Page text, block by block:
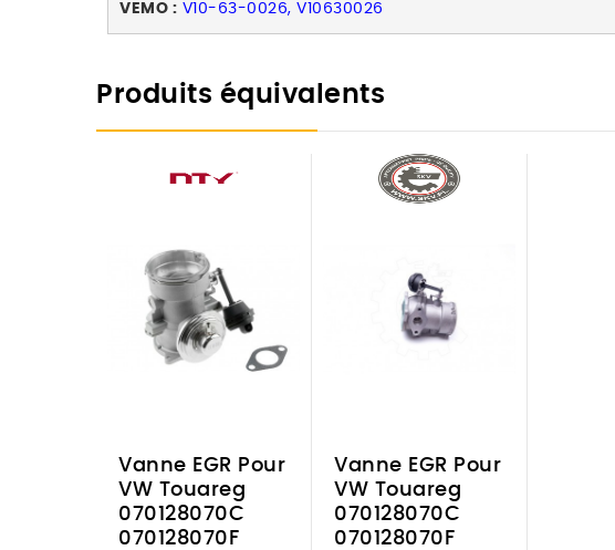
VEMO : V10-63-0026, V10630026
Produits équivalents
Vanne EGR Pour
VW Touareg
070128070C
070128070F
Vanne EGR Pour
VW Touareg
070128070C
070128070F